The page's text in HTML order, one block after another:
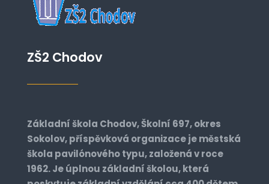
ZŠ2 Chodov
Základní škola Chodov, Školní 697, okres
Sokolov, příspěvková organizace je městská
škola pavilónového typu, založená v roce
1962. Je úplnou základní školou, která